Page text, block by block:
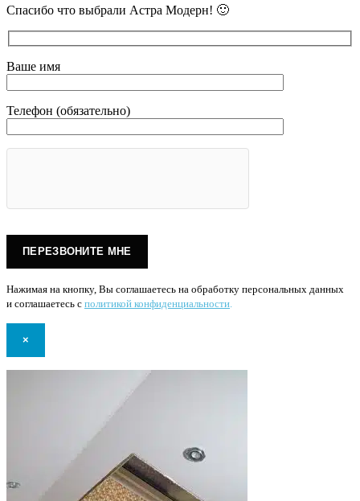
Спасибо что выбрали Астра Модерн! 🙂
Ваше имя
Телефон (обязательно)
Нажимая на кнопку, Вы соглашаетесь на обработку персональных данных
и соглашаетесь с политикой конфиденциальности
×